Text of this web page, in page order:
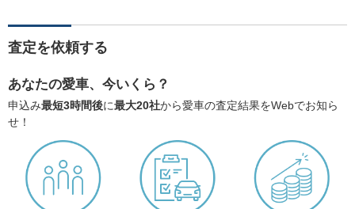
査定を依頼する
あなたの愛車、今いくら？
申込み最短3時間後に最大20社から愛車の査定結果をWebでお知ら
せ！